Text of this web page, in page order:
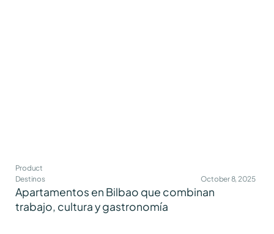
Product
Destinos
October 8, 2025
Apartamentos en Bilbao que combinan
trabajo, cultura y gastronomía